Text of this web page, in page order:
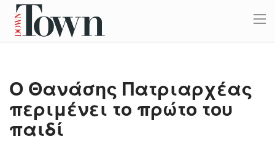
Ο Θανάσης Πατριαρχέας
περιμένει το πρώτο του
παιδί